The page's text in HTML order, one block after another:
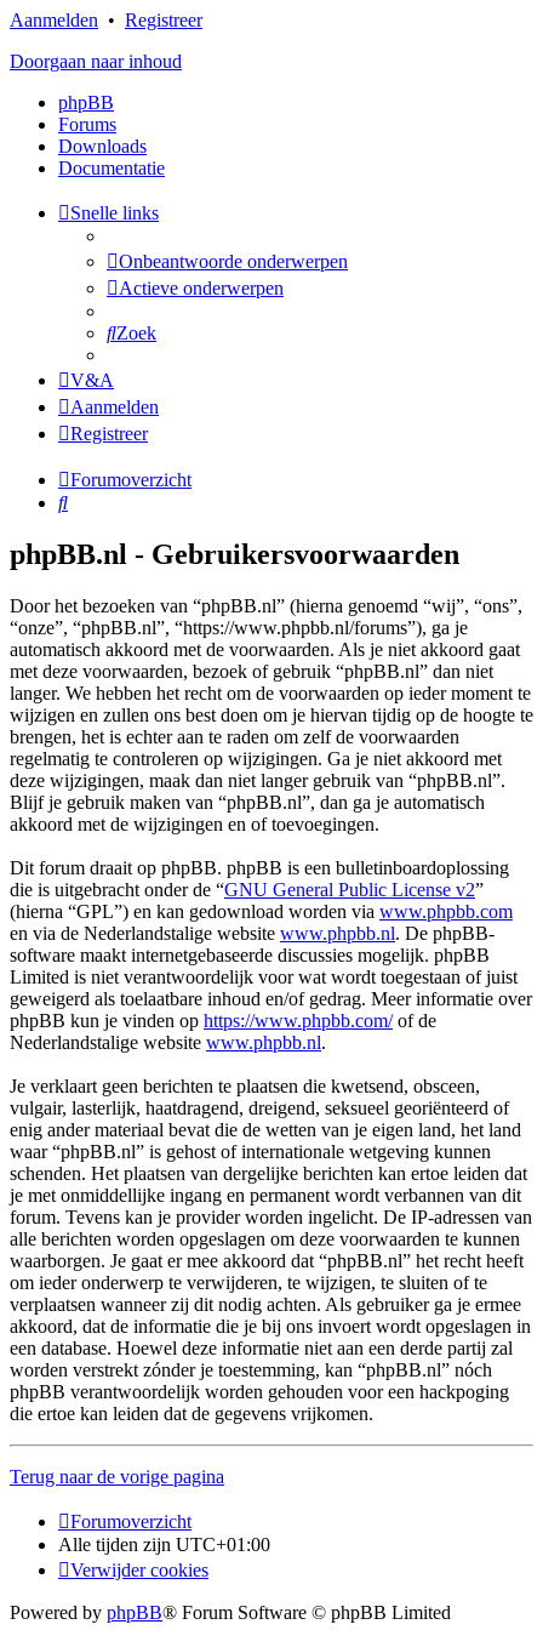
Aanmelden • Registreer
Doorgaan naar inhoud
phpBB
Forums
Downloads
Documentatie
Snelle links
Onbeantwoorde onderwerpen
Actieve onderwerpen
Zoek
V&A
Aanmelden
Registreer
Forumoverzicht
Zoek
phpBB.nl - Gebruikersvoorwaarden
Door het bezoeken van “phpBB.nl” (hierna genoemd “wij”, “ons”,
“onze”, “phpBB.nl”, “https://www.phpbb.nl/forums”), ga je
automatisch akkoord met de voorwaarden. Als je niet akkoord gaat
met deze voorwaarden, bezoek of gebruik “phpBB.nl” dan niet
langer. We hebben het recht om de voorwaarden op ieder moment te
wijzigen en zullen ons best doen om je hiervan tijdig op de hoogte te
brengen, het is echter aan te raden om zelf de voorwaarden
regelmatig te controleren op wijzigingen. Ga je niet akkoord met
deze wijzigingen, maak dan niet langer gebruik van “phpBB.nl”.
Blijf je gebruik maken van “phpBB.nl”, dan ga je automatisch
akkoord met de wijzigingen en of toevoegingen.
Dit forum draait op phpBB. phpBB is een bulletinboardoplossing
die is uitgebracht onder de “GNU General Public License v2”
(hierna “GPL”) en kan gedownload worden via www.phpbb.com
en via de Nederlandstalige website www.phpbb.nl. De phpBB-
software maakt internetgebaseerde discussies mogelijk. phpBB
Limited is niet verantwoordelijk voor wat wordt toegestaan of juist
geweigerd als toelaatbare inhoud en/of gedrag. Meer informatie over
phpBB kun je vinden op https://www.phpbb.com/of de
Nederlandstalige website www.phpbb.nl.
Je verklaart geen berichten te plaatsen die kwetsend, obsceen,
vulgair, lasterlijk, haatdragend, dreigend, seksueel georiënteerd of
enig ander materiaal bevat die de wetten van je eigen land, het land
waar “phpBB.nl” is gehost of internationale wetgeving kunnen
schenden. Het plaatsen van dergelijke berichten kan ertoe leiden dat
je met onmiddellijke ingang en permanent wordt verbannen van dit
forum. Tevens kan je provider worden ingelicht. De IP-adressen van
alle berichten worden opgeslagen om deze voorwaarden te kunnen
waarborgen. Je gaat er mee akkoord dat “phpBB.nl” het recht heeft
om ieder onderwerp te verwijderen, te wijzigen, te sluiten of te
verplaatsen wanneer zij dit nodig achten. Als gebruiker ga je ermee
akkoord, dat de informatie die je bij ons invoert wordt opgeslagen in
een database. Hoewel deze informatie niet aan een derde partij zal
worden verstrekt zónder je toestemming, kan “phpBB.nl” nóch
phpBB verantwoordelijk worden gehouden voor een hackpoging
die ertoe kan leiden dat de gegevens vrijkomen.
Terug naar de vorige pagina
Forumoverzicht
Alle tijden zijn UTC+01:00
Verwijder cookies
Powered by phpBB® Forum Software © phpBB Limited